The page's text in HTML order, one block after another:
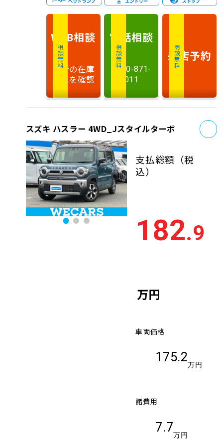
相談無料
WEB相談
最新の在庫
状況を確認
相談無料
電話相談
0120-871-
011
商談無料
来店予約
スズキ ハスラー 4WD_Jスタイルターボ
支払総額 （税
込）
182.9
万円
車両価格
175.2
万円
諸費用
7.7
万円